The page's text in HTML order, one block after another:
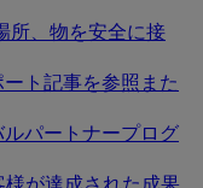
所、物を安全に接
ート記事を参照また
ルパートナープログ
様が達成された成果